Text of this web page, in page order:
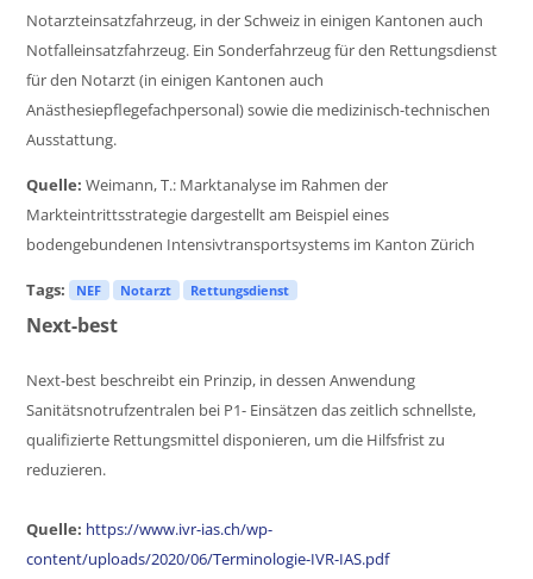
Notarzteinsatzfahrzeug, in der Schweiz in einigen Kantonen auch
Notfalleinsatzfahrzeug. Ein Sonderfahrzeug für den Rettungsdienst
für den Notarzt (in einigen Kantonen auch
Anästhesiepflegefachpersonal) sowie die medizinisch-technischen
Ausstattung.
Quelle: Weimann, T.: Marktanalyse im Rahmen der
Markteintrittsstrategie dargestellt am Beispiel eines
bodengebundenen Intensivtransportsystems im Kanton Zürich
Tags: NEF Notarzt Rettungsdienst
Next-best
Next-best beschreibt ein Prinzip, in dessen Anwendung
Sanitätsnotrufzentralen bei P1- Einsätzen das zeitlich schnellste,
qualifizierte Rettungsmittel disponieren, um die Hilfsfrist zu
reduzieren.
Quelle: https://www.ivr-ias.ch/wp-
content/uploads/2020/06/Terminologie-IVR-IAS.pdf